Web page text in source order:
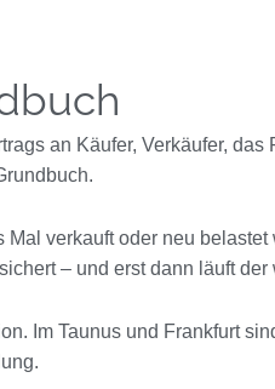
an Käufer, Verkäufer, das
verkauft oder neu
– und erst dann läuft der
Im Taunus und Frankfurt